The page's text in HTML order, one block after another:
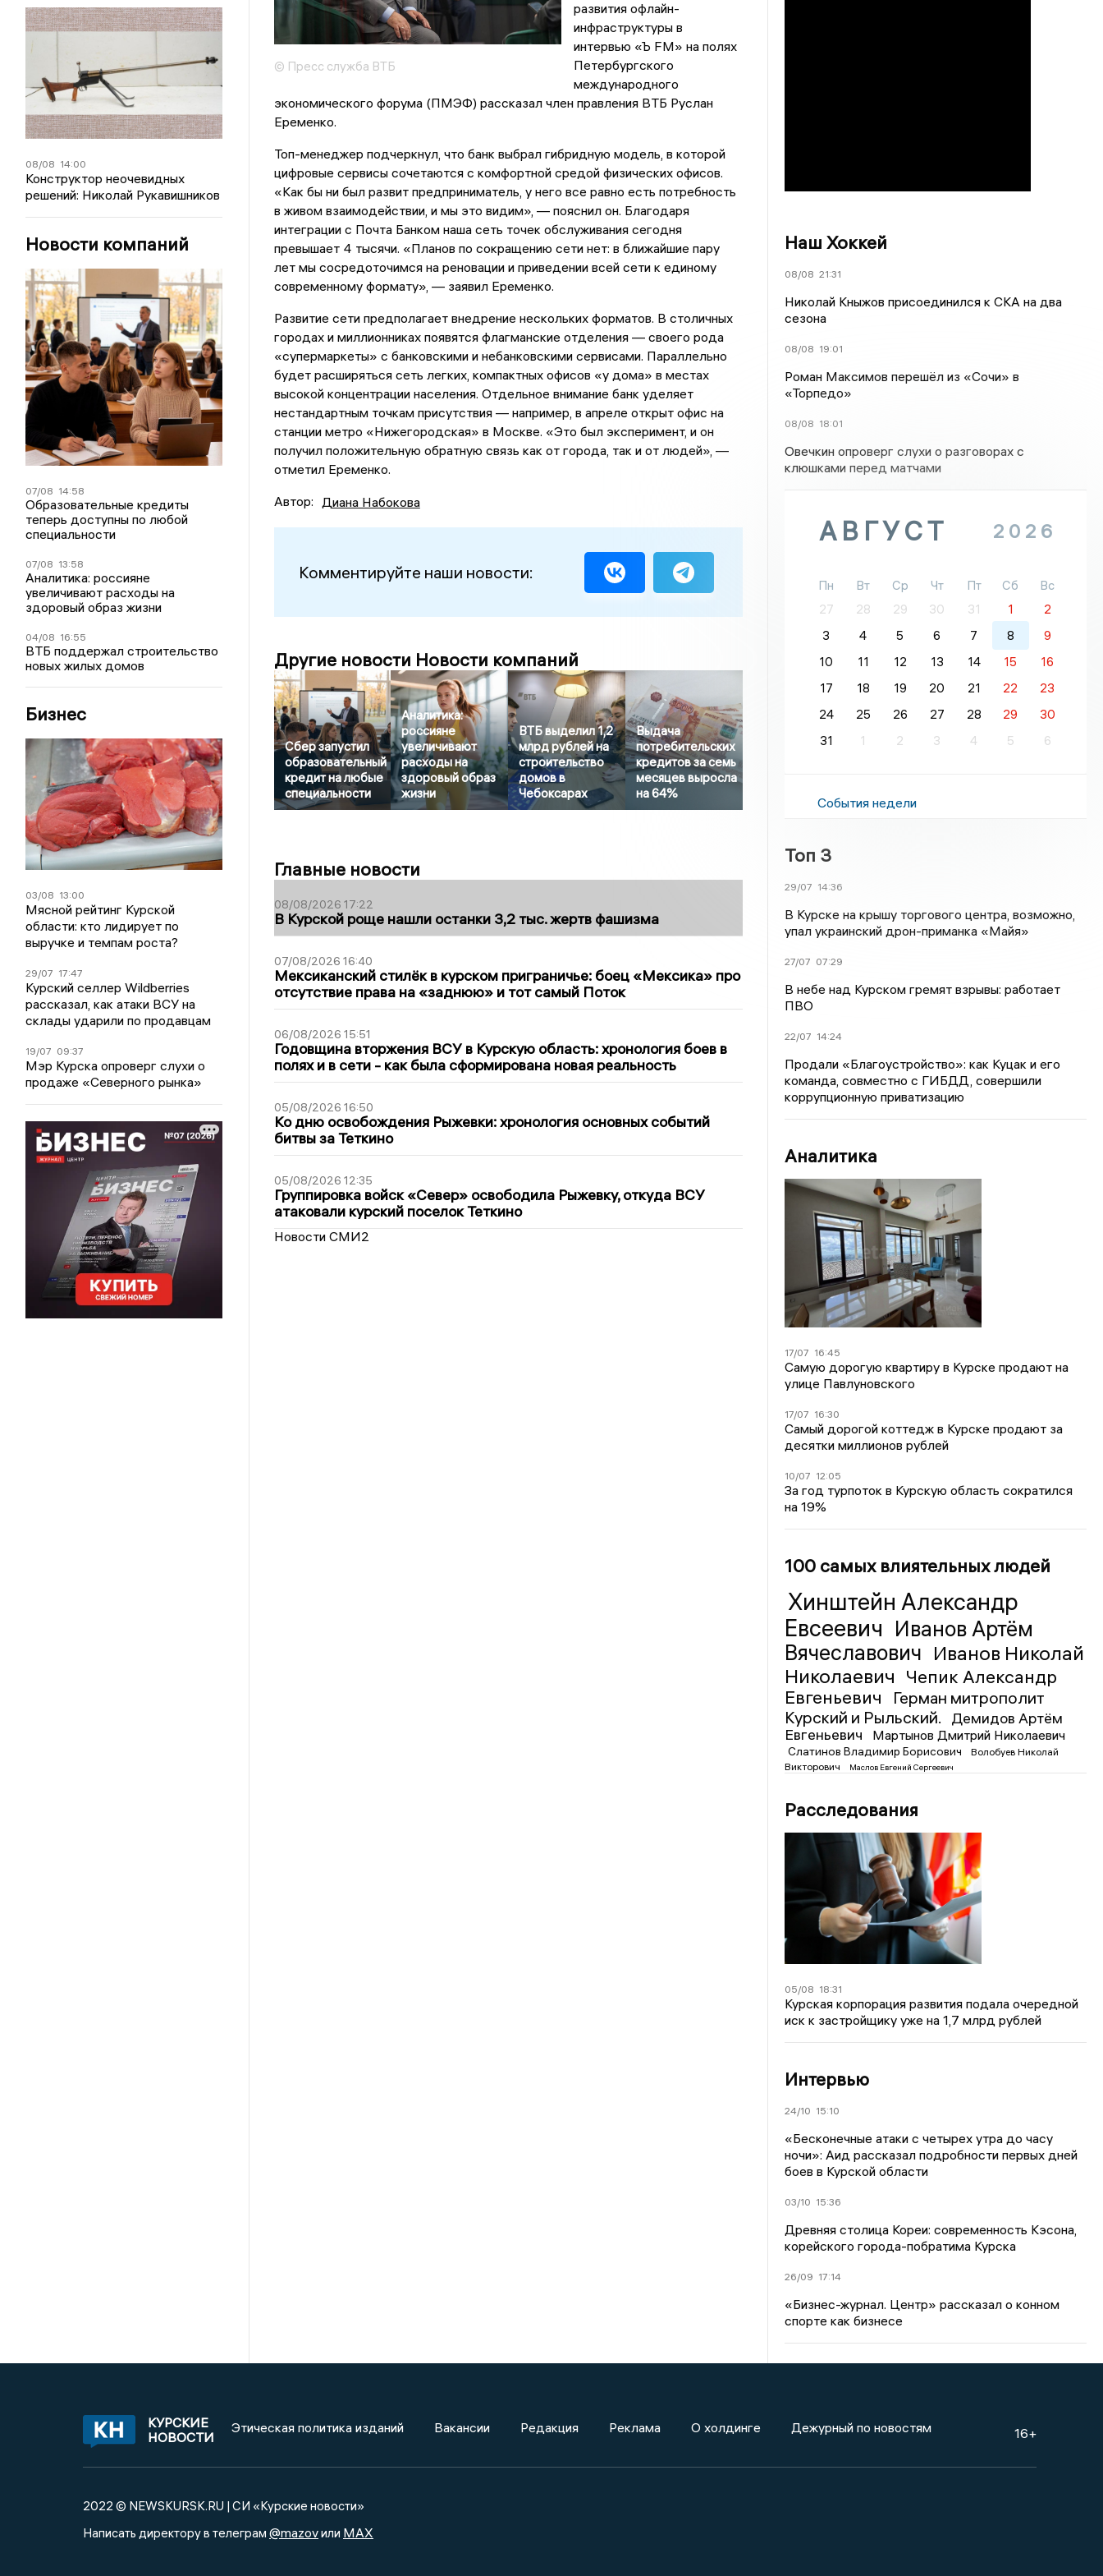
08/08 14:00
Конструктор неочевидных
решений: Николай Рукавишников
Новости компаний
07/08 14:58
Образовательные кредиты
теперь доступны по любой
специальности
07/08 13:58
Аналитика: россияне
увеличивают расходы на
здоровый образ жизни
04/08 16:55
ВТБ поддержал строительство
новых жилых домов
Бизнес
03/08 13:00
Мясной рейтинг Курской
области: кто лидирует по
выручке и темпам роста?
29/07 17:47
Курский селлер Wildberries
рассказал, как атаки ВСУ на
склады ударили по продавцам
19/07 09:37
Мэр Курска опроверг слухи о
продаже «Северного рынка»
© Пресс служба ВТБ
развития офлайн-
инфраструктуры в
интервью «Ъ FM» на полях
Петербургского
международного
экономического форума (ПМЭФ) рассказал член правления ВТБ Руслан
Еременко.
Топ-менеджер подчеркнул, что банк выбрал гибридную модель, в которой
цифровые сервисы сочетаются с комфортной средой физических офисов.
«Как бы ни был развит предприниматель, у него все равно есть потребность
в живом взаимодействии, и мы это видим», — пояснил он. Благодаря
интеграции с Почта Банком наша сеть точек обслуживания сегодня
превышает 4 тысячи. «Планов по сокращению сети нет: в ближайшие пару
лет мы сосредоточимся на реновации и приведении всей сети к единому
современному формату», — заявил Еременко.
Развитие сети предполагает внедрение нескольких форматов. В столичных
городах и миллионниках появятся флагманские отделения — своего рода
«супермаркеты» с банковскими и небанковскими сервисами. Параллельно
будет расширяться сеть легких, компактных офисов «у дома» в местах
высокой концентрации населения. Отдельное внимание банк уделяет
нестандартным точкам присутствия — например, в апреле открыт офис на
станции метро «Нижегородская» в Москве. «Это был эксперимент, и он
получил положительную обратную связь как от города, так и от людей», —
отметил Еременко.
Автор: Диана Набокова
Комментируйте наши новости:
Другие новости Новости компаний
Сбер запустил
образовательный
кредит на любые
специальности
Аналитика:
россияне
увеличивают
расходы на
здоровый образ
жизни
ВТБ выделил 1,2
млрд рублей на
строительство
домов в
Чебоксарах
Выдача
потребительских
кредитов за семь
месяцев выросла
на 64%
Главные новости
08/08/2026 17:22
В Курской роще нашли останки 3,2 тыс. жертв фашизма
07/08/2026 16:40
Мексиканский стилёк в курском приграничье: боец «Мексика» про
отсутствие права на «заднюю» и тот самый Поток
06/08/2026 15:51
Годовщина вторжения ВСУ в Курскую область: хронология боев в
полях и в сети - как была сформирована новая реальность
05/08/2026 16:50
Ко дню освобождения Рыжевки: хронология основных событий
битвы за Теткино
05/08/2026 12:35
Группировка войск «Север» освободила Рыжевку, откуда ВСУ
атаковали курский поселок Теткино
Новости СМИ2
Наш Хоккей
08/08 21:31
Николай Кныжов присоединился к СКА на два
сезона
08/08 19:01
Роман Максимов перешёл из «Сочи» в
«Торпедо»
08/08 18:01
Овечкин опроверг слухи о разговорах с
клюшками перед матчами
АВГУСТ 2026
Пн Вт Ср Чт Пт Сб
Вс
27
28 29 30 31 1
2
3
4 5 6 7 8
9
10
11 12 13 14 15
16
17
18 19 20 21 22
23
24
25 26 27 28 29
30
31
1 2 3 4 5 6
События недели
Топ 3
29/07 14:36
В Курске на крышу торгового центра, возможно,
упал украинский дрон-приманка «Майя»
27/07 07:29
В небе над Курском гремят взрывы: работает
ПВО
22/07 14:24
Продали «Благоустройство»: как Куцак и его
команда, совместно с ГИБДД, совершили
коррупционную приватизацию
Аналитика
17/07 16:45
Самую дорогую квартиру в Курске продают на
улице Павлуновского
17/07 16:30
Самый дорогой коттедж в Курске продают за
десятки миллионов рублей
10/07 12:05
За год турпоток в Курскую область сократился
на 19%
100 самых влиятельных людей
Хинштейн Александр
Евсеевич Иванов Артём
Вячеславович Иванов Николай
Николаевич Чепик Александр
Евгеньевич
Герман митрополит
Курский и Рыльский.
Демидов Артём
Евгеньевич
Мартынов Дмитрий Николаевич
Слатинов Владимир Борисович
Волобуев Николай
Викторович
Маслов Евгений Сергеевич
Расследования
05/08 18:31
Курская корпорация развития подала очередной
иск к застройщику уже на 1,7 млрд рублей
Интервью
24/10 15:10
«Бесконечные атаки с четырех утра до часу
ночи»: Аид рассказал подробности первых дней
боев в Курской области
03/10 15:36
Древняя столица Кореи: современность Кэсона,
корейского города-побратима Курска
26/09 17:14
«Бизнес-журнал. Центр» рассказал о конном
спорте как бизнесе
КУРСКИЕ
НОВОСТИ
Этическая политика изданий Вакансии Редакция Реклама О холдинге Дежурный по новостям 16+
2022 © NEWSKURSK.RU | СИ «Курские новости»
Написать директору в телеграм @mazovили MAX